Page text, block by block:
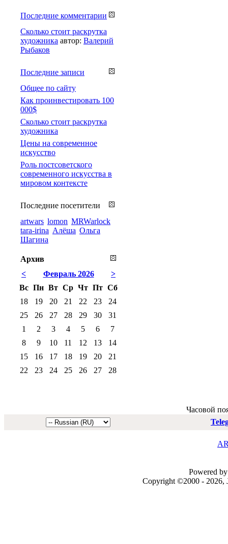
Последние комментарии
Сколько стоит раскрутка
художника автор: Валерий
Рыбаков
Последние записи
Общее по сайту
Как проинвестировать 100
000$
Сколько стоит раскрутка
художника
Цены на современное
искусство
Роль постсоветского
современного искусства в
мировом контексте
Последние посетители
artwars lomon MRWarlock
tara-irina Алёша Ольга
Шагина
Архив
<
>
Февраль 2026
Вс Пн Вт Ср Чт Пт Сб
18
19 20 21 22 23
24
25
26 27 28 29 30
31
1
2 3 4 5 6
7
8
9 10 11 12 13
14
15
16 17 18 19 20
21
22
23 24 25 26 27 28
Часовой
Powered
Copyright ©2000 - 2026,